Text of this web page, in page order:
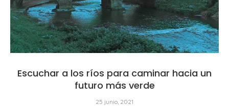
Escuchar a los ríos para caminar hacia un
futuro más verde
25 junio, 2021